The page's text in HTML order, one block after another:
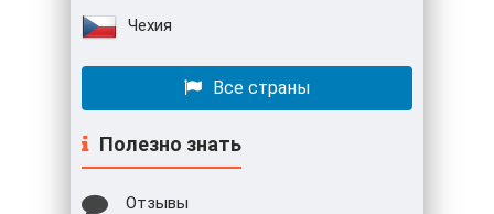
Чехия
Все страны
Полезно знать
Отзывы